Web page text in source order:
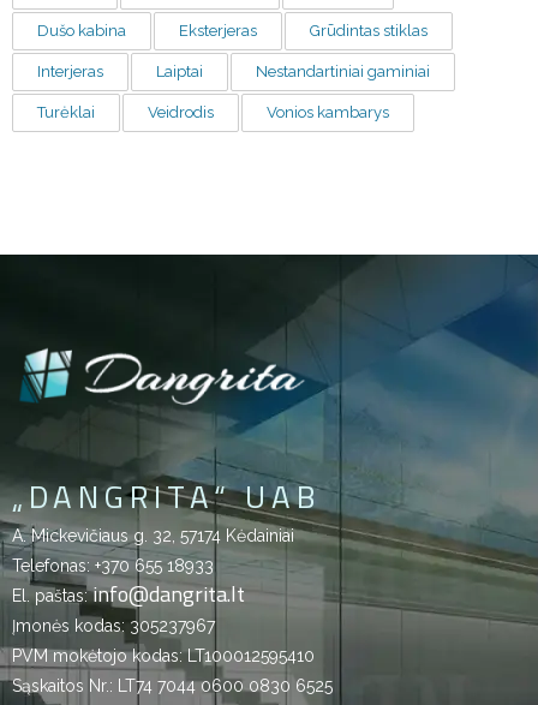
Dušo kabina Eksterjeras Grūdintas stiklas
Interjeras Laiptai Nestandartiniai gaminiai
Turėklai Veidrodis Vonios kambarys
„DANGRITA“ UAB
A. Mickevičiaus g. 32, 57174 Kėdainiai
Telefonas: +370 655 18933
El. paštas:info@dangrita.lt
Įmonės kodas: 305237967
PVM mokėtojo kodas: LT100012595410
Sąskaitos Nr.: LT74 7044 0600 0830 6525